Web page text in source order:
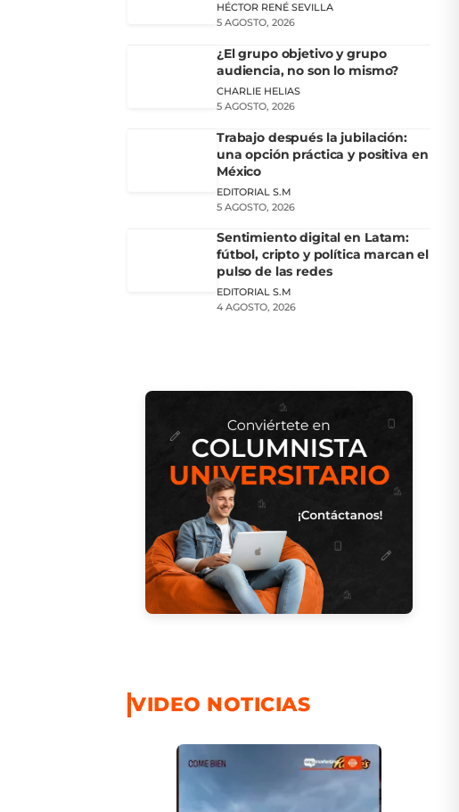
HÉCTOR RENÉ SEVILLA
5 AGOSTO, 2026
¿El grupo objetivo y grupo
audiencia, no son lo mismo?
CHARLIE HELIAS
5 AGOSTO, 2026
Trabajo después la jubilación:
una opción práctica y positiva en
México
EDITORIAL S.M
5 AGOSTO, 2026
Sentimiento digital en Latam:
fútbol, cripto y política marcan el
pulso de las redes
EDITORIAL S.M
4 AGOSTO, 2026
VIDEO NOTICIAS